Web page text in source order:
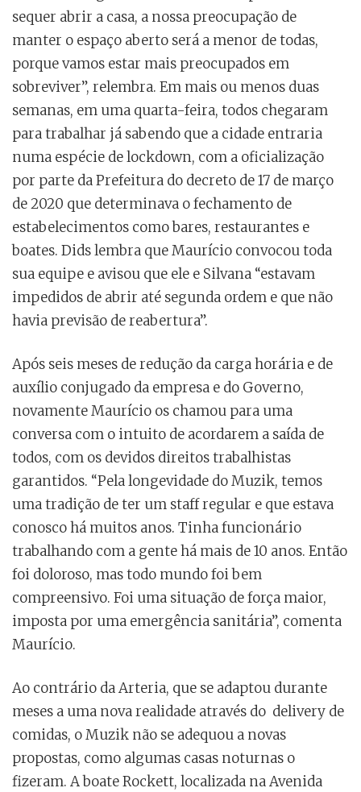
sequer abrir a casa, a nossa preocupação de
manter o espaço aberto será a menor de todas,
porque vamos estar mais preocupados em
sobreviver”, relembra. Em mais ou menos duas
semanas, em uma quarta-feira, todos chegaram
para trabalhar já sabendo que a cidade entraria
numa espécie de lockdown, com a oficialização
por parte da Prefeitura do decreto de 17 de março
de 2020 que determinava o fechamento de
estabelecimentos como bares, restaurantes e
boates. Dids lembra que Maurício convocou toda
sua equipe e avisou que ele e Silvana “estavam
impedidos de abrir até segunda ordem e que não
havia previsão de reabertura”.
Após seis meses de redução da carga horária e de
auxílio conjugado da empresa e do Governo,
novamente Maurício os chamou para uma
conversa com o intuito de acordarem a saída de
todos, com os devidos direitos trabalhistas
garantidos. “Pela longevidade do Muzik, temos
uma tradição de ter um staff regular e que estava
conosco há muitos anos. Tinha funcionário
trabalhando com a gente há mais de 10 anos. Então
foi doloroso, mas todo mundo foi bem
compreensivo. Foi uma situação de força maior,
imposta por uma emergência sanitária”, comenta
Maurício.
Ao contrário da Arteria, que se adaptou durante
meses a uma nova realidade através do delivery de
comidas, o Muzik não se adequou a novas
propostas, como algumas casas noturnas o
fizeram. A boate Rockett, localizada na Avenida